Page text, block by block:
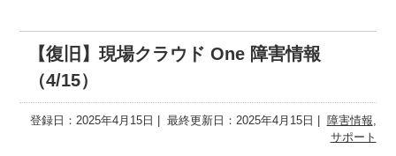
【復旧】現場クラウド One 障害情報
（4/15）
登録日：2025年4月15日 最終更新日：2025年4月15日 障害情報
サポート